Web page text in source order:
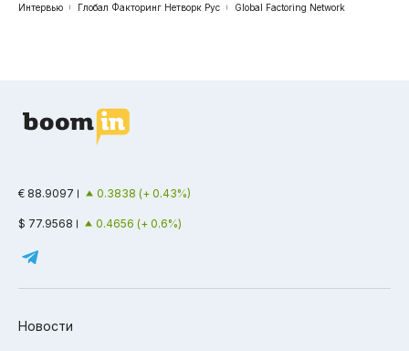
Интервью Глобал Факторинг Нетворк Рус Global Factoring Network
€ 88.9097 0.3838 (+ 0.43%)
$ 77.9568 0.4656 (+ 0.6%)
Новости